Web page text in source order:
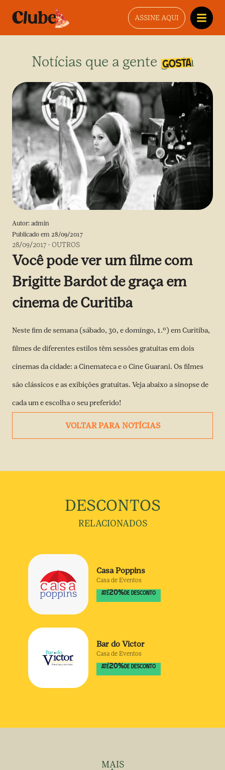
ASSINE AQUI
Notícias que a gente gosta
Autor: admin
Publicado em 28/09/2017
28/09/2017 -OUTROS
Você pode ver um filme com
Brigitte Bardot de graça em
cinema de Curitiba
Neste fim de semana (sábado, 30, e domingo, 1.º) em Curitiba,
filmes de diferentes estilos têm sessões gratuitas em dois
cinemas da cidade: a Cinemateca e o Cine Guarani. Os filmes
são clássicos e as exibições gratuitas. Veja abaixo a sinopse de
cada um e escolha o seu preferido!
VOLTAR PARA NOTÍCIAS
DESCONTOS
RELACIONADOS
Casa Poppins
Casa de Eventos
ATÉ20% DE DESCONTO
Bar do Victor
Casa de Eventos
ATÉ20% DE DESCONTO
MAIS